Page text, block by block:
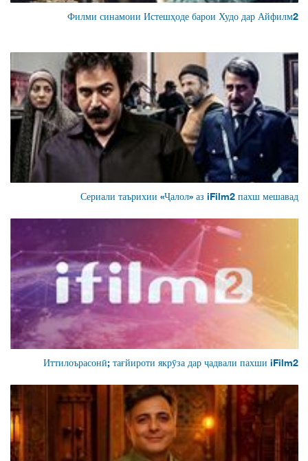
Филми синамоии Истешҳоде барои Худо дар Айфилм2
Иттилоърасонӣ; тағйироти якрӯза дар ҷадвали пахши iFilm2
Сериали таърихии «Ҷалол» аз iFilm2 пахш мешавад